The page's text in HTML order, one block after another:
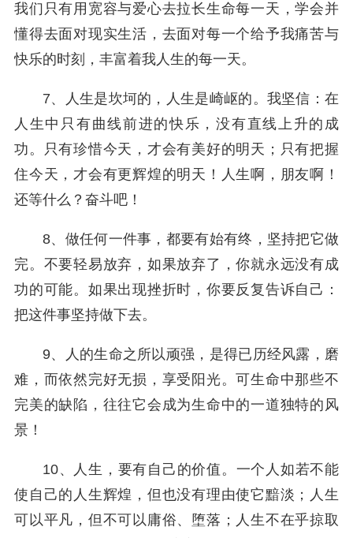
我们只有用宽容与爱心去拉长生命每一天，学会并
懂得去面对现实生活，去面对每一个给予我痛苦与
快乐的时刻，丰富着我人生的每一天。
7、人生是坎坷的，人生是崎岖的。我坚信：在
人生中只有曲线前进的快乐，没有直线上升的成
功。只有珍惜今天，才会有美好的明天；只有把握
住今天，才会有更辉煌的明天！人生啊，朋友啊！
还等什么？奋斗吧！
8、做任何一件事，都要有始有终，坚持把它做
完。不要轻易放弃，如果放弃了，你就永远没有成
功的可能。如果出现挫折时，你要反复告诉自己：
把这件事坚持做下去。
9、人的生命之所以顽强，是得已历经风露，磨
难，而依然完好无损，享受阳光。可生命中那些不
完美的缺陷，往往它会成为生命中的一道独特的风
景！
10、人生，要有自己的价值。一个人如若不能
使自己的人生辉煌，但也没有理由使它黯淡；人生
可以平凡，但不可以庸俗、堕落；人生不在乎掠取